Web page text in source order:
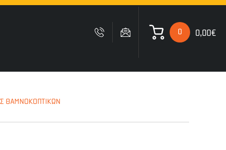
0 0,00€
ΘΑΜΝΟΚΟΠΤΙΚΩΝ